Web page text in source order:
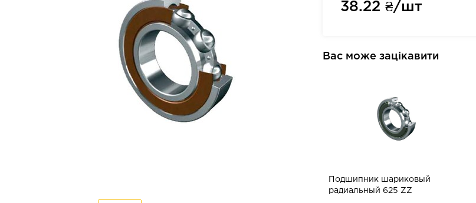
38.22 ₴/шт
Вас може зацікавити
Подшипник шариковый
радиальный 625 ZZ